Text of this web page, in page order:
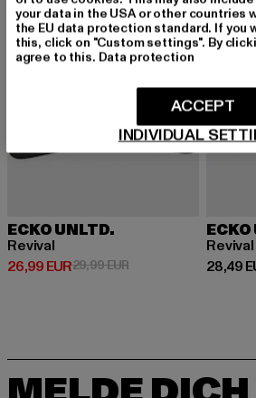
ECKO UNLTD.
Revival
26,99 EUR
Derzeitiger Preis: 26,99 EUR
29,99 EURAktionspreis: 29,99
ECKO
Revival
28,49
your data in the USA or other countries
the EU data protection standard. If you
this, click on "Custom settings". By
agree to this. Data protection
INDIVIDUAL
ACCEPT